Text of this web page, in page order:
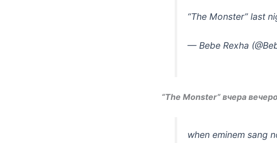
“The Monster” last
— Bebe Rexha
“The Monster” вчера
when eminem sang